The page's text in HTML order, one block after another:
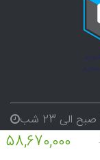
58,670,000
07191640165